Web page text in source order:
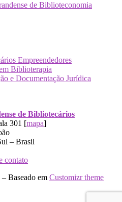
de Biblioteconomia
Empreendedores
Biblioterapia
e Documentação Jurídica
de Bibliotecários
301 [mapa]
– Brasil
contato
– Baseado em Customizr theme